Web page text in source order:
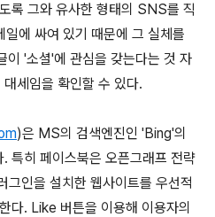
록 그와 유사한 형태의 SNS를 직
에 싸여 있기 때문에 그 실체를
이 '소셜'에 관심을 갖는다는 것 자
세임을 확인할 수 있다.
)은 MS의 검색엔진인 'Bing'의
특히 페이스북은 오픈그래프 전략
인을 설치한 웹사이트를 우선적
다. Like 버튼을 이용해 이용자의